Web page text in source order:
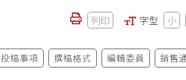
列印 字型 小
投稿事項 撰稿格式 編輯委員 銷售